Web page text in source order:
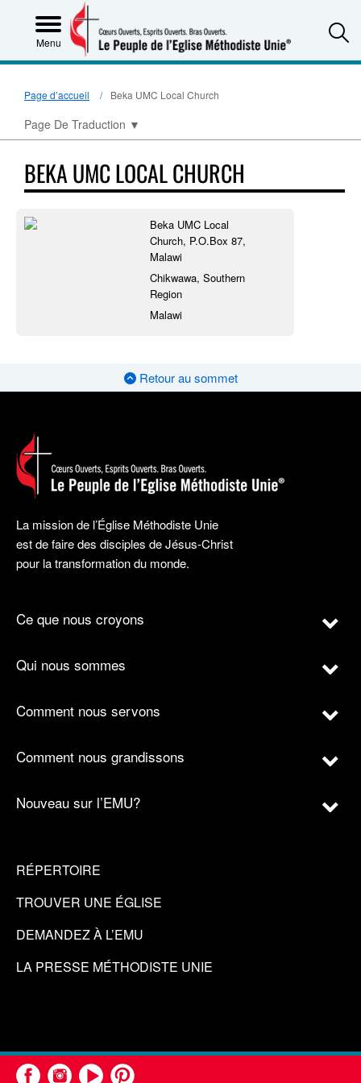
Menu
Page d’accueil Beka UMC Local Church
Page De Traduction ▼
BEKA UMC LOCAL CHURCH
Beka UMC Local
Church, P.O.Box 87,
Malawi
Chikwawa, Southern
Region
Malawi
Retour au sommet
La mission de l’Église Méthodiste Unie
est de faire des disciples de Jésus-Christ
pour la transformation du monde.
Ce que nous croyons
Qui nous sommes
Comment nous servons
Comment nous grandissons
Nouveau sur l’EMU?
RÉPERTOIRE
TROUVER UNE ÉGLISE
DEMANDEZ À L’EMU
LA PRESSE MÉTHODISTE UNIE